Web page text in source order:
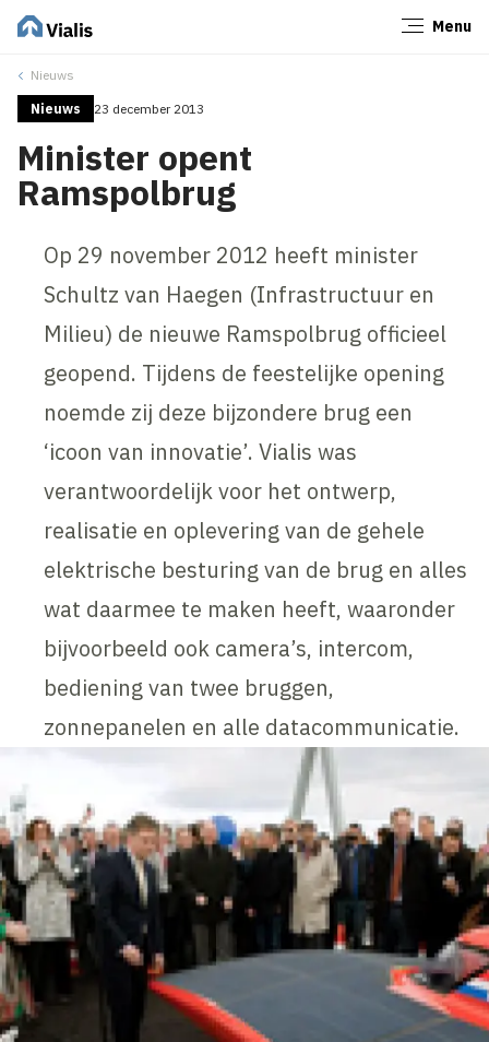
Menu
Nieuws
Nieuws 23 december 2013
Minister opent
Ramspolbrug
Op 29 november 2012 heeft minister
Schultz van Haegen (Infrastructuur en
Milieu) de nieuwe Ramspolbrug officieel
geopend. Tijdens de feestelijke opening
noemde zij deze bijzondere brug een
‘icoon van innovatie’. Vialis was
verantwoordelijk voor het ontwerp,
realisatie en oplevering van de gehele
elektrische besturing van de brug en alles
wat daarmee te maken heeft, waaronder
bijvoorbeeld ook camera’s, intercom,
bediening van twee bruggen,
zonnepanelen en alle datacommunicatie.
Sluiten